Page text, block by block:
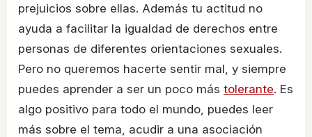
prejuicios sobre ellas. Además tu actitud no
ayuda a facilitar la igualdad de derechos entre
personas de diferentes orientaciones sexuales.
Pero no queremos hacerte sentir mal, y siempre
puedes aprender a ser un poco más tolerante. Es
algo positivo para todo el mundo, puedes leer
más sobre el tema, acudir a una asociación